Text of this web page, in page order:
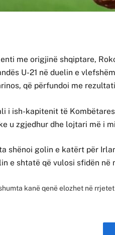
me origjinë shqiptare,
U-21 në duelin e
që përfundoi me
i ish-kapitenit të
u zgjedhur dhe lojtari më i
shënoi golin e katërt për
e shtatë që vulosi sfidën në
kanë qenë elozhet në